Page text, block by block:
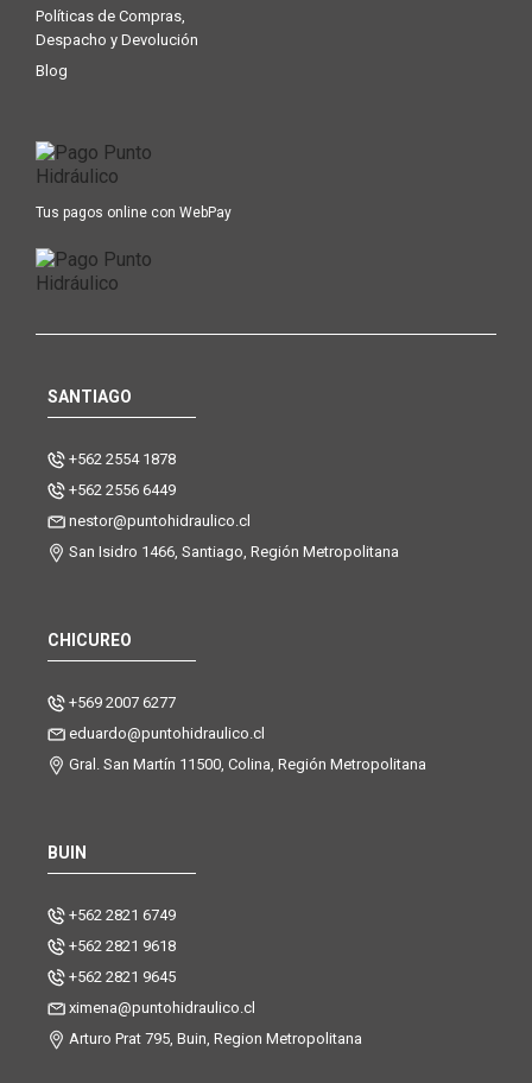
Políticas de Compras,
Despacho y Devolución
Blog
Tus pagos online con WebPay
SANTIAGO
+562 2554 1878
+562 2556 6449
nestor@puntohidraulico.cl
San Isidro 1466, Santiago, Región Metropolitana
CHICUREO
+569 2007 6277
eduardo@puntohidraulico.cl
Gral. San Martín 11500, Colina, Región Metropolitana
BUIN
+562 2821 6749
+562 2821 9618
+562 2821 9645
ximena@puntohidraulico.cl
Arturo Prat 795, Buin, Region Metropolitana